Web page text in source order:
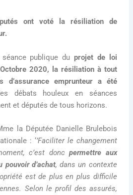
ont voté la résiliation de
publique du projet de loi
2020, la résiliation à tout
d’assurance emprunteur a été
débats houleux en séances
et députés de tous horizons.
la Députée Danielle Brulebois
: ‘’Faciliter le changement
c’est doncpermettre aux
pouvoir d’achat, dans un contexte
est de plus en plus difficile
Selon le profil des assurés,